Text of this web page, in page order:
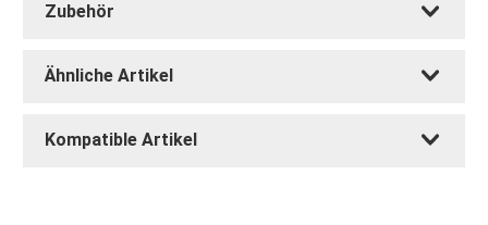
Zubehör
Ähnliche Artikel
Kompatible Artikel